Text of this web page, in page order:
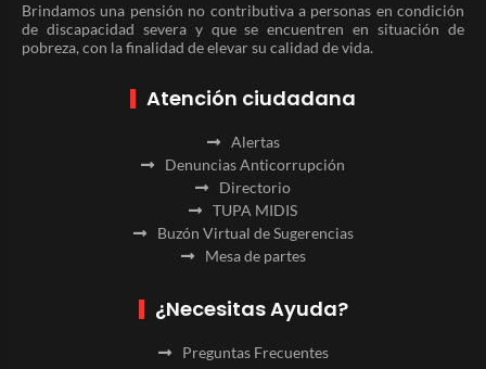
Brindamos una pensión no contributiva a personas en condición
de discapacidad severa y que se encuentren en situación de
pobreza, con la finalidad de elevar su calidad de vida.
Atención ciudadana
Alertas
Denuncias Anticorrupción
Directorio
TUPA MIDIS
Buzón Virtual de Sugerencias
Mesa de partes
¿Necesitas Ayuda?
Preguntas Frecuentes